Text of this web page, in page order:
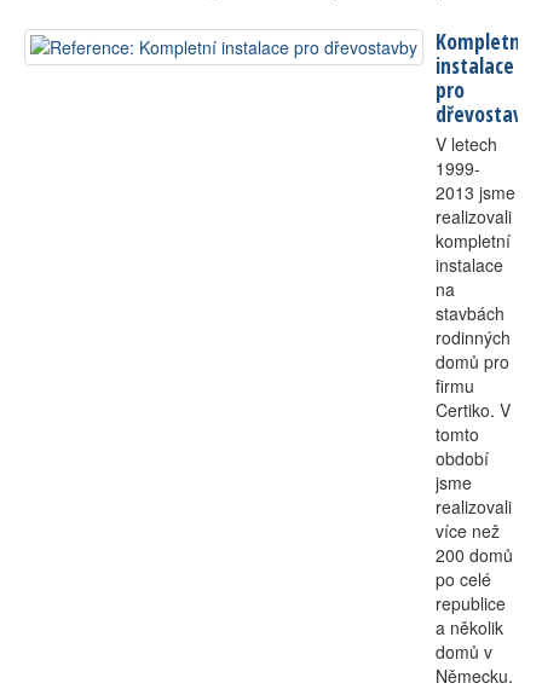
Kompletní
instalace
pro
dřevostavby
V letech
1999-
2013 jsme
realizovali
kompletní
instalace
na
stavbách
rodinných
domů pro
firmu
Certiko. V
tomto
období
jsme
realizovali
více než
200 domů
po celé
republice
a několik
domů v
Německu.